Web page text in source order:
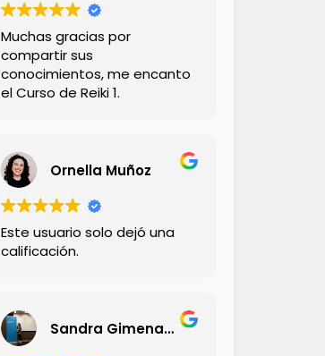
Muchas gracias por
compartir sus
conocimientos, me encanto
el Curso de Reiki 1.
Ornella Muñoz
Este usuario solo dejó una
calificación.
Sandra Gimena Carrillo Carrillo